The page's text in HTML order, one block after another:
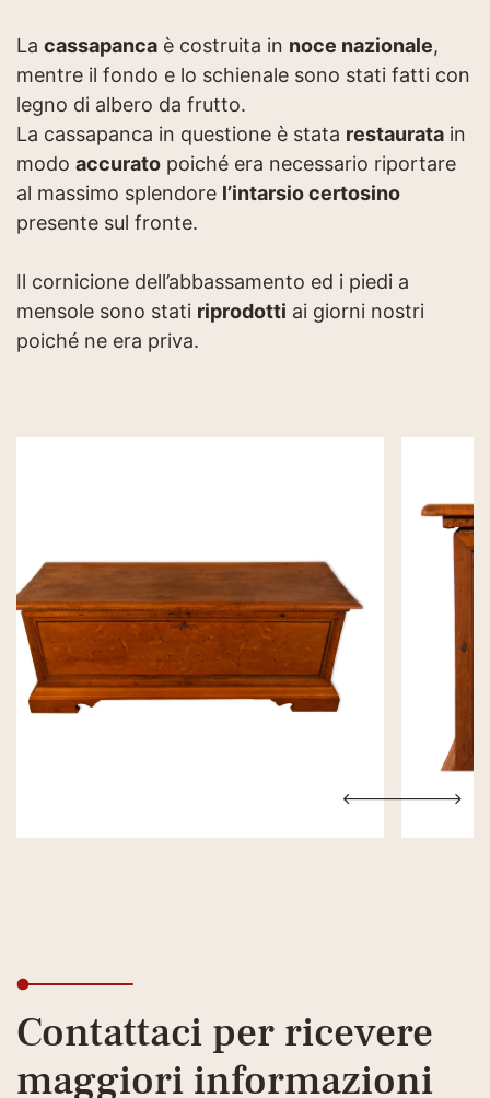
La cassapanca è costruita in noce nazionale,
mentre il fondo e lo schienale sono stati fatti con
legno di albero da frutto.
La cassapanca in questione è stata restaurata in
modo accurato poiché era necessario riportare
al massimo splendore l’intarsio certosino
presente sul fronte.
Il cornicione dell’abbassamento ed i piedi a
mensole sono stati riprodotti ai giorni nostri
poiché ne era priva.
Contattaci per ricevere
maggiori informazioni